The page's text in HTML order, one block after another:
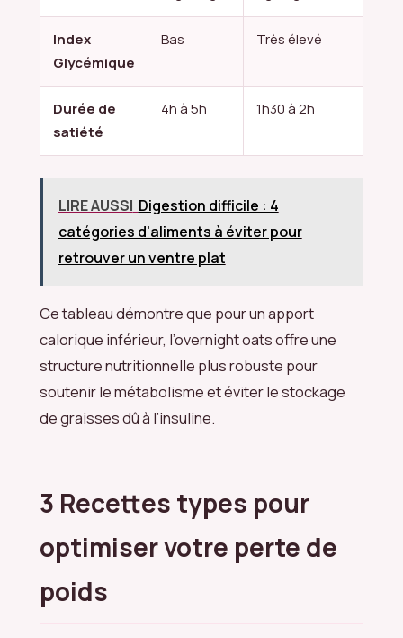
Index
Glycémique
Bas Très élevé
Durée de
satiété
4h à 5h 1h30 à 2h
LIRE AUSSI Digestion difficile : 4
catégories d'aliments à éviter pour
retrouver un ventre plat
Ce tableau démontre que pour un apport
calorique inférieur, l’overnight oats offre une
structure nutritionnelle plus robuste pour
soutenir le métabolisme et éviter le stockage
de graisses dû à l’insuline.
3 Recettes types pour
optimiser votre perte de
poids